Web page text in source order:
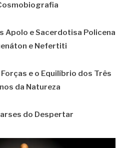
Apolo e Sacerdotisa Policena
e Nefertiti
e o Equilíbrio dos Três
da Natureza
do Despertar